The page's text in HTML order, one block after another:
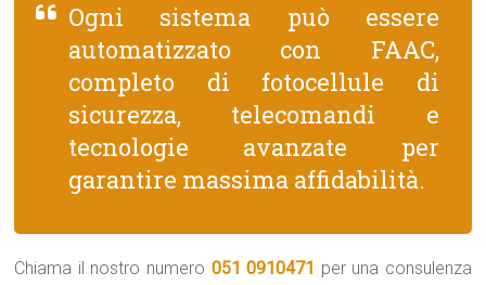
Ogni sistema può essere
automatizzato con FAAC,
completo di fotocellule di
sicurezza, telecomandi e
tecnologie avanzate per
garantire massima affidabilità.
Chiama il nostro numero 051 0910471 per una consulenza